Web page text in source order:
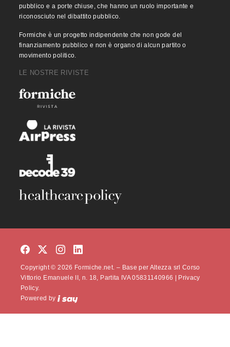
pubblico e a porte chiuse, che hanno un ruolo importante e
riconosciuto nel dibattito pubblico.
Formiche è un progetto indipendente che non gode del
finanziamento pubblico e non è organo di alcun partito o
movimento politico.
LE NOSTRE RIVISTE
Copyright © 2026 Formiche.net. – Base per Altezza srl Corso
Vittorio Emanuele II, n. 18, Partita IVA 05831140966 |
Privacy
Policy.
Powered by